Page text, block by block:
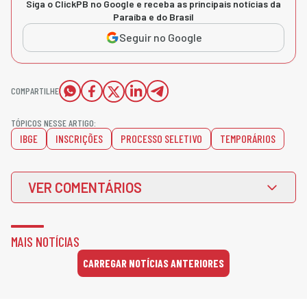
Siga o ClickPB no Google e receba as principais notícias da
Paraíba e do Brasil
Seguir no Google
COMPARTILHE
TÓPICOS NESSE ARTIGO:
IBGE INSCRIÇÕES PROCESSO SELETIVO TEMPORÁRIOS
VER COMENTÁRIOS
MAIS NOTÍCIAS
CARREGAR NOTÍCIAS ANTERIORES